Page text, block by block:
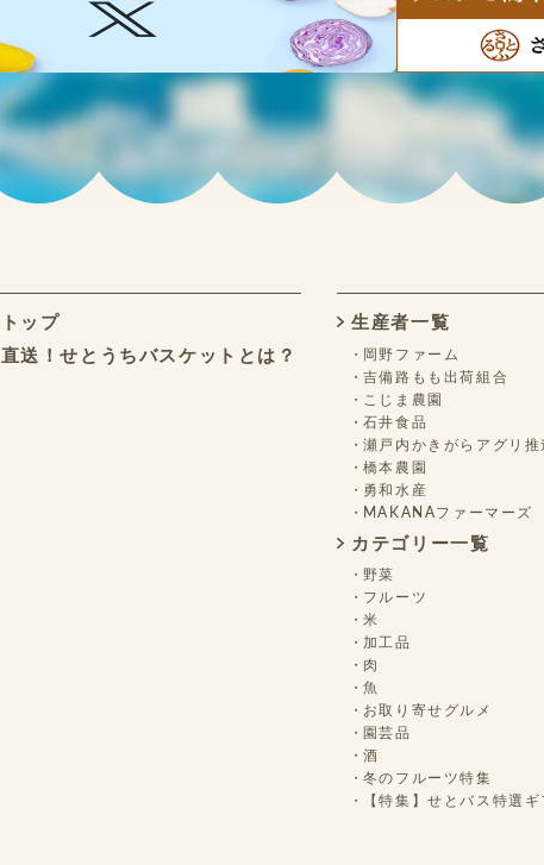
トップ
直送！せとうちバスケットとは？
生産者一覧
岡野ファーム
吉備路もも出荷組合
こじま農園
石井食品
瀬戸内かきがらアグリ
橋本農園
勇和水産
MAKANAファーマーズ
カテゴリー一覧
野菜
フルーツ
米
加工品
肉
魚
お取り寄せグルメ
園芸品
酒
冬のフルーツ特集
【特集】せとバス特選